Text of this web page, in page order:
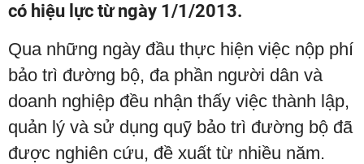
có hiệu lực từ ngày 1/1/2013.
Qua những ngày đầu thực hiện việc nộp phí
bảo trì đường bộ, đa phần người dân và
doanh nghiệp đều nhận thấy việc thành lập,
quản lý và sử dụng quỹ bảo trì đường bộ đã
được nghiên cứu, đề xuất từ nhiều năm.